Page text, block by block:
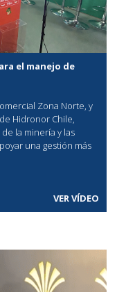
el manejo de
Zona Norte, y
Hidronor Chile,
la minería y las
una gestión más
VER VÍDEO